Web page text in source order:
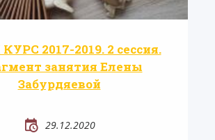
2017-2019. 2 сессия.
занятия Елены
Забурдяевой
29.12.2020